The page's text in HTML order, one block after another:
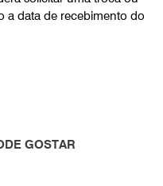
a data de recebimento do
GOSTAR